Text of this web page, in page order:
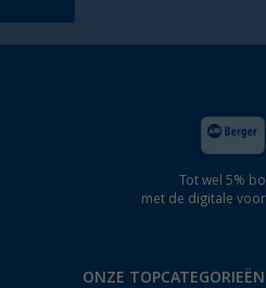
Tot wel 5%
met de digitale
ONZE TOPCATEGORIEËN